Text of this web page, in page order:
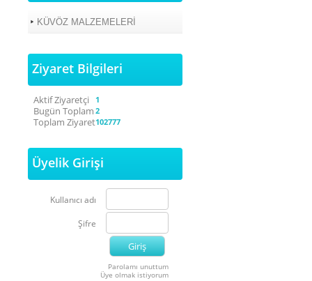
KÜVÖZ MALZEMELERİ
Ziyaret Bilgileri
Aktif Ziyaretçi 1
Bugün Toplam 2
Toplam Ziyaret102777
Üyelik Girişi
Kullanıcı adı
Şifre
Parolamı unuttum
Üye olmak istiyorum